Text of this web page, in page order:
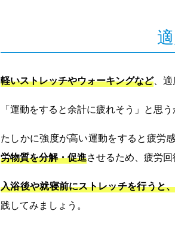
軽いストレッチやウォーキングなど、適
「運動をすると余計に疲れそう」と思う
たしかに強度が高い運動をすると疲労感
労物質を分解・促進させるため、疲労回
入浴後や就寝前にストレッチを行うと
践してみましょう。